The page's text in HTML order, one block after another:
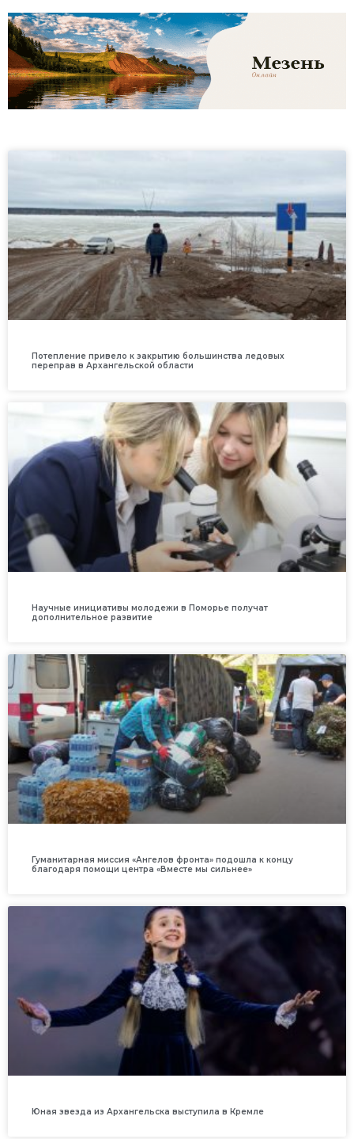
Потепление привело к закрытию большинства ледовых
переправ в Архангельской области
Научные инициативы молодежи в Поморье получат
дополнительное развитие
Гуманитарная миссия «Ангелов фронта» подошла к концу
благодаря помощи центра «Вместе мы сильнее»
Юная звезда из Архангельска выступила в Кремле